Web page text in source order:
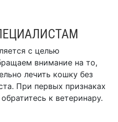
с целью
внимание на то,
лечить кошку без
При первых признаках
к ветеринару.